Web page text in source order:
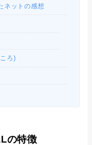
ネットの感想
ろ)
の特徴